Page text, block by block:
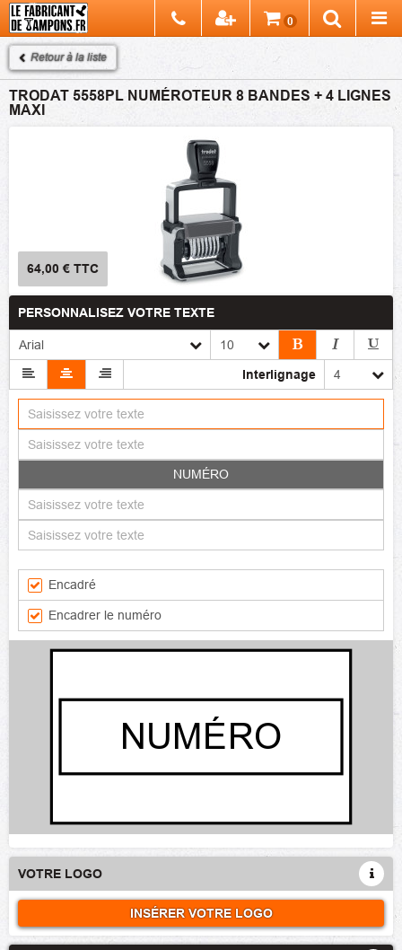
Retour à la liste
TRODAT 5558PL NUMÉROTEUR 8 BANDES + 4 LIGNES
MAXI
64,00 € TTC
PERSONNALISEZ VOTRE TEXTE
Interlignage
NUMÉRO
Encadré
Encadrer le numéro
NUMÉRO
VOTRE LOGO
INSÉRER VOTRE LOGO
0
Chercher